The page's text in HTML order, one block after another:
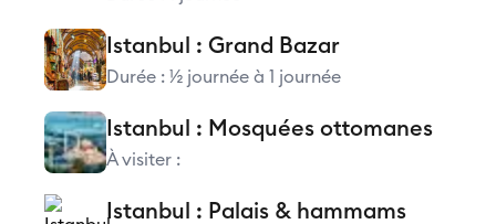
Istanbul : Grand Bazar
Durée : ½ journée à 1 journée
Istanbul : Mosquées ottomanes
À visiter :
Istanbul : Palais & hammams